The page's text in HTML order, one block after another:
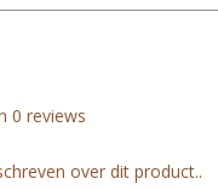
0 reviews
over dit product..